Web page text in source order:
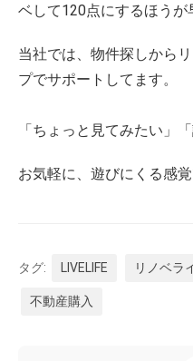
ベして120点にするほうが
当社では、物件探しから
プでサポートしてます。
「ちょっと見てみたい」
お気軽に、遊びにくる感
タグ: LIVELIFE リノベラ
不動産購入